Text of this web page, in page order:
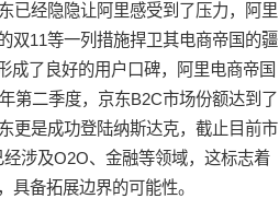
已经隐隐让阿里感受到了压力，阿里
双11等一列措施捍卫其电商帝国的疆
成了良好的用户口碑，阿里电商帝国
第二季度，京东B2C市场份额达到了
更是成功登陆纳斯达克，截止目前市
涉及O2O、金融等领域，这标志着
备拓展边界的可能性。